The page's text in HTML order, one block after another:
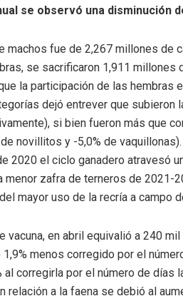
se observó una disminución
machos fue de 2,267 millones de
se sacrificaron 1,911 millones
la participación de las hembras
dejó entrever que subieron
si bien fueron más que
novillitos y -5,0% de
2020 el ciclo ganadero atravesó
menor zafra de terneros de
mayor uso de la recría a campo
vacuna, en abril equivalió a 240
menos corregido por el
al corregirla por el número de días
relación a la faena se debió al